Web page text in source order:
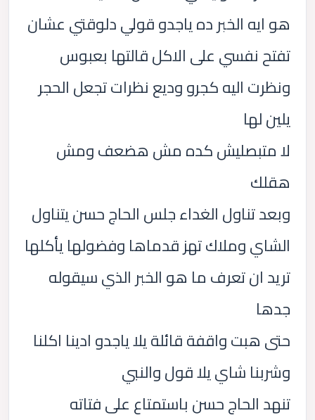
هو ايه الخبر ده ياجدو قولي دلوقتي عشان
تفتح نفسي على الاكل قالتها بعبوس
ونظرت اليه كجرو وديع نظرات تجعل الحجر
يلين لها
لا متبصليش كده مش هضعف ومش
هقلك
وبعد تناول الغداء جلس الحاج حسن يتناول
الشاي وملاك تهز قدماها وفضولها يأكلها
تريد ان تعرف ما هو الخبر الذي سيقوله
جدها
حتى هبت واقفة قائلة يلا ياجدو ادينا اكلنا
وشربنا شاي يلا قول والنبي
تنهد الحاج حسن باستمتاع على فتاته